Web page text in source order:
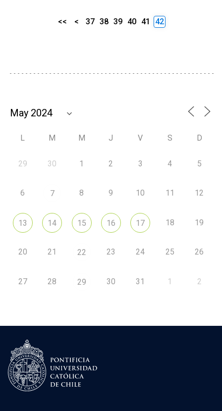
<< < 37 38 39 40 41 42
L M M J V S D
29 30 1 2 3 4 5
6 7 8 9 10 11 12
13 14 15 16 17 18 19
20 21 22 23 24 25 26
27 28 29 30 31 1 2